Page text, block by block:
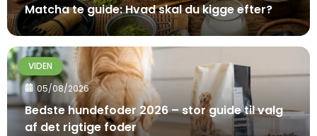
Matcha te guide: Hvad skal du kigge efter?
VIDEN
05/08/2026
Bedste hundefoder 2026 – stor guide til valg
af det rigtige foder